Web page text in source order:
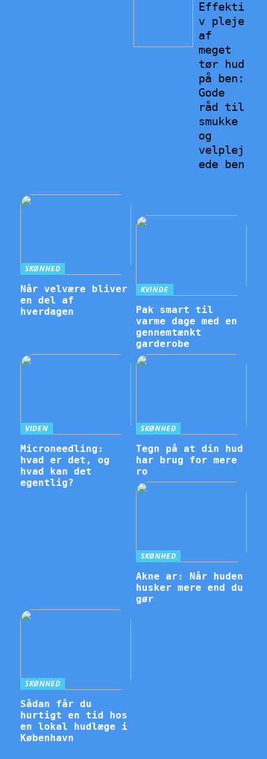
Effekti
v pleje
af
meget
tør hud
på ben:
Gode
råd til
smukke
og
velplej
ede ben
SKØNHED
Når velvære bliver
en del af
hverdagen
KVINDE
Pak smart til
varme dage med en
gennemtænkt
garderobe
VIDEN
Microneedling:
hvad er det, og
hvad kan det
egentlig?
SKØNHED
Tegn på at din hud
har brug for mere
ro
SKØNHED
Akne ar: Når huden
husker mere end du
gør
SKØNHED
Sådan får du
hurtigt en tid hos
en lokal hudlæge i
København